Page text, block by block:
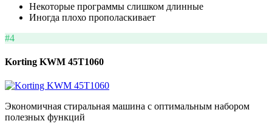
Некоторые программы слишком длинные
Иногда плохо прополаскивает
#4
Korting KWM 45T1060
Экономичная стиральная машина с оптимальным набором
полезных функций